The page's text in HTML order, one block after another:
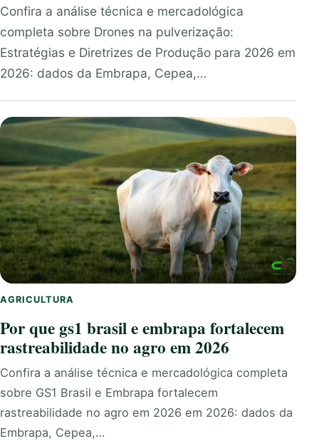
Confira a análise técnica e mercadológica
completa sobre Drones na pulverização:
Estratégias e Diretrizes de Produção para 2026 em
2026: dados da Embrapa, Cepea,…
AGRICULTURA
Por que gs1 brasil e embrapa fortalecem
rastreabilidade no agro em 2026
Confira a análise técnica e mercadológica completa
sobre GS1 Brasil e Embrapa fortalecem
rastreabilidade no agro em 2026 em 2026: dados da
Embrapa, Cepea,…